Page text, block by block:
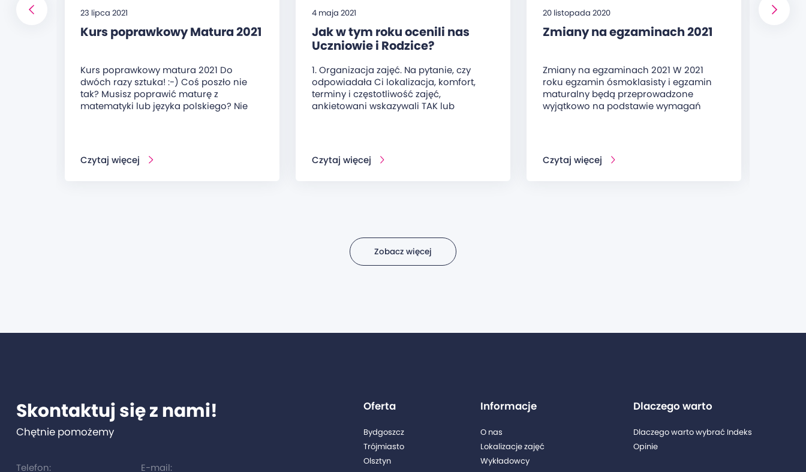
23 lipca 2021
Kurs poprawkowy Matura 2021
Kurs poprawkowy matura 2021 Do
dwóch razy sztuka! :-) Coś poszło nie
tak? Musisz poprawić maturę z
matematyki lub języka polskiego? Nie
Czytaj więcej
4 maja 2021
Jak w tym roku ocenili nas
Uczniowie i Rodzice?
1. Organizacja zajęć. Na pytanie, czy
odpowiadała Ci lokalizacja, komfort,
terminy i częstotliwość zajęć,
ankietowani wskazywali TAK lub
Czytaj więcej
20 listopada 2020
Zmiany na egzaminach 2021
Zmiany na egzaminach 2021 W 2021
roku egzamin ósmoklasisty i egzamin
maturalny będą przeprowadzone
wyjątkowo na podstawie wymagań
Czytaj więcej
8 maja
Zobacz więcej
Skontaktuj się z nami!
Chętnie pomożemy
Telefon: E-mail:
Oferta
Bydgoszcz
Trójmiasto
Olsztyn
Informacje
O nas
Lokalizacje zajęć
Wykładowcy
Dlaczego warto
Dlaczego warto wybrać Indeks
Opinie